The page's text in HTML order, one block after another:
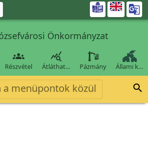

Önkormányzat

Részvétel

Átláthat… Pázmány Állami k…
a menüpontok közül 